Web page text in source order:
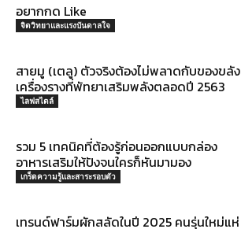
อยากกด Like
จิตวิทยาและแรงบันดาลใจ
สายมู (เตลู) ตัวจริงต้องไม่พลาดกับของขลัง
เครื่องรางที่พัทยาเสริมพลังตลอดปี 2563
ไลฟสไตล์
รวม 5 เทคนิคที่ต้องรู้ก่อนออกแบบกล่อง
อาหารเสริมให้ปังจนใครก็หันมามอง
เกร็ดความรู้และสาระรอบตัว
เทรนด์ฟาร์มผักสลัดในปี 2025 คนรุ่นใหม่แห่